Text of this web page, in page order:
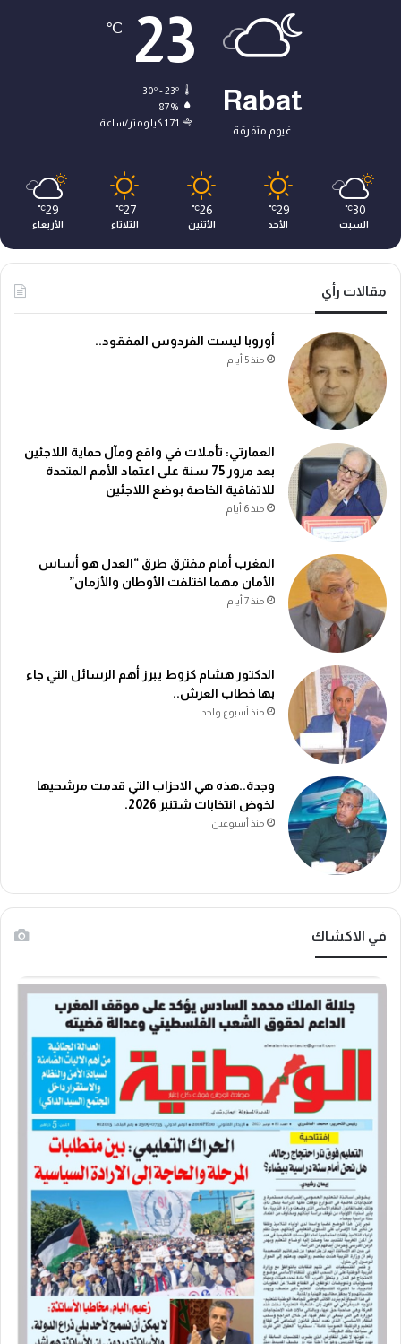
Rabat
غيوم متفرقة
23
℃
30º - 23º
87%
1.71 كيلومتر/ساعة
30
℃
السبت
29
℃
الأحد
26
℃
الأثنين
27
℃
الثلاثاء
29
℃
الأربعاء
مقالات رأي
أوروبا ليست الفردوس المفقود..
منذ 5 أيام
العمارتي: تأملات في واقع ومآل حماية اللاجئين
بعد مرور 75 سنة على اعتماد الأمم المتحدة
للاتفاقية الخاصة بوضع اللاجئين
منذ 6 أيام
المغرب أمام مفترق طرق “العدل هو أساس
الأمان مهما اختلفت الأوطان والأزمان”
منذ 7 أيام
الدكتور هشام كزوط يبرز أهم الرسائل التي جاء
بها خطاب العرش..
منذ أسبوع واحد
وجدة..هذه هي الاحزاب التي قدمت مرشحيها
لخوض انتخابات شتنبر 2026.
منذ أسبوعين
في الاكشاك